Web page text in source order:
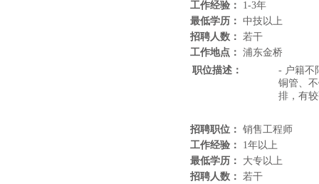
工作经验： 1-3年
最低学历： 中技以上
招聘人数： 若干
工作地点： 浦东金桥
职位描述：
- 户籍不
铜管、
排，有
招聘职位： 销售工程师
工作经验： 1年以上
最低学历： 大专以上
招聘人数： 若干